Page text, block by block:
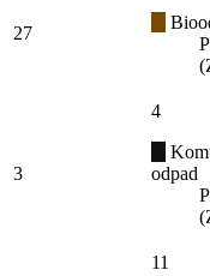
27
3
4
odpad
11